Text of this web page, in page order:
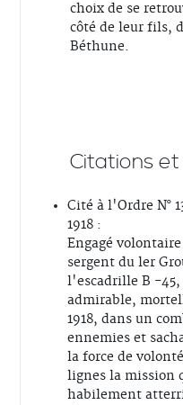
choix de se
côté de leur fils,
Béthune.
Citations
Cité à l'Ordre N°
1918 :
Engagé
sergent du ler
l'escadrille B -
admirable,
1918, dans un
ennemies et
la force de
lignes la mission
habilement